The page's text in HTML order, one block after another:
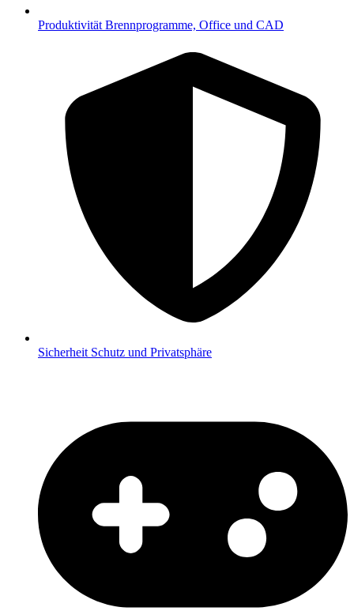
Produktivität Brennprogramme, Office und CAD
Sicherheit Schutz und Privatsphäre